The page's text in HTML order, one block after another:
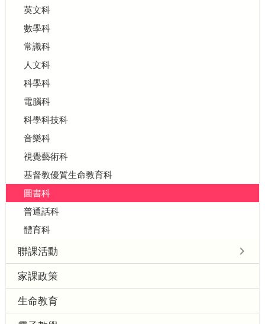
英文科
數學科
常識科
人文科
科學科
電腦科
科學科技科
音樂科
視覺藝術科
基督教優質生命教育科
圖書科
普通話科
體育科
聯課活動
家課政策
生命教育